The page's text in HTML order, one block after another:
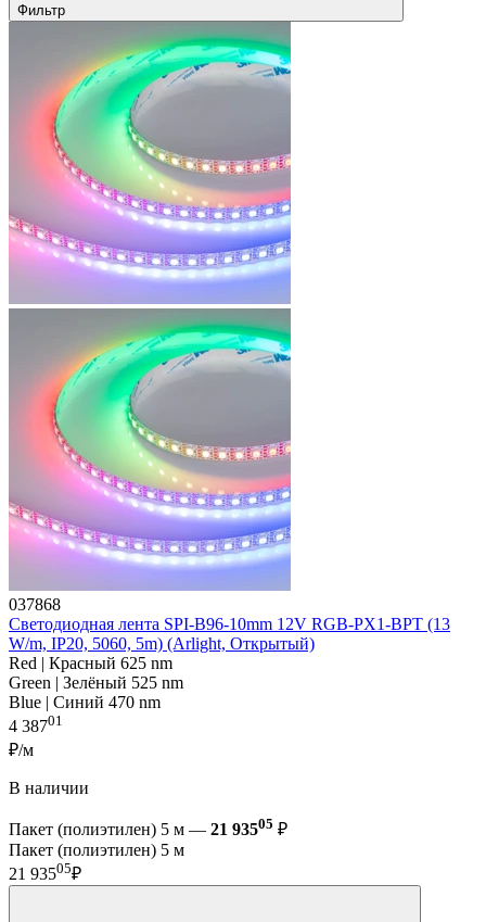
Фильтр
037868
Светодиодная лента SPI-B96-10mm 12V RGB-PX1-BPT (13
W/m, IP20, 5060, 5m) (Arlight, Открытый)
Red | Красный 625 nm
Green | Зелёный 525 nm
Blue | Синий 470 nm
4 38701
₽/м
В наличии
Пакет (полиэтилен) 5 м — 21 93505 ₽
Пакет (полиэтилен) 5 м
21 93505₽